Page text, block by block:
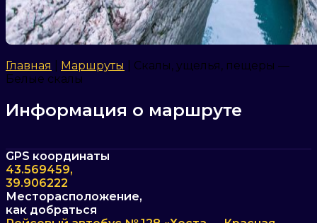
Главная Маршруты
Скалы, ущелья, пещеры —
Белые скалы
Информация о маршруте
GPS координаты
43.569459,
39.906222
Месторасположение,
как добраться